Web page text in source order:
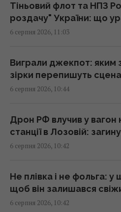
Українські дрони
НПЗ в Росії: Зеленський
(відео)
Мозгова пояснила, чому
час війни
Другий урожай до
що встигне вирости
У банках та обмінниках
валют на 6 серпня
Тіньовий флот та НПЗ
роздачу" України: що
6 серпня 2026, 11:03
Виграли джекпот: яким
зірки перепишуть
6 серпня 2026, 10:44
Дрон РФ влучив у вагон
станції в Лозовій:
6 серпня 2026, 10:42
Не плівка і не фольга:
щоб він залишався
6 серпня 2026, 10:42